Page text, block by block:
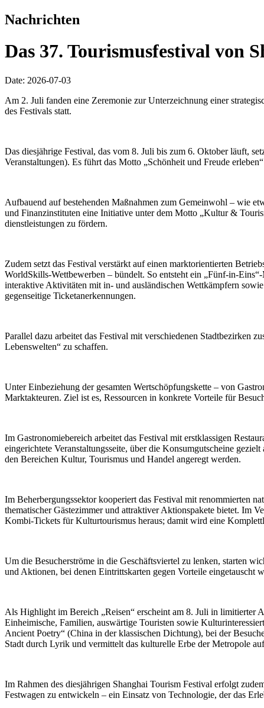
Nachrichten
Das 37. Tourismusfestival von
Date: 2026-07-03
Am 2. Juli fanden eine Zeremonie zur Unterzeichnung einer
des Festivals statt.
Das diesjährige Festival, das vom 8. Juli bis zum 6. Oktober läuft,
Veranstaltungen). Es führt das Motto „Schönheit und Freude
Aufbauend auf bestehenden Maßnahmen zum Gemeinwohl – wie
und Finanzinstituten eine Initiative unter dem Motto „Kultur &
dienstleistungen zu fördern.
Zudem setzt das Festival verstärkt auf einen marktorientierten
WorldSkills-Wettbewerben – bündelt. So entsteht ein „Fünf-in-
interaktive Aktivitäten mit in- und ausländischen Wettkämpfern
gegenseitige Ticketanerkennungen.
Parallel dazu arbeitet das Festival mit verschiedenen Stadtbezirken
Lebenswelten“ zu schaffen.
Unter Einbeziehung der gesamten Wertschöpfungskette – von
Marktakteuren. Ziel ist es, Ressourcen in konkrete Vorteile für
Im Gastronomiebereich arbeitet das Festival mit erstklassigen
eingerichtete Veranstaltungsseite, über die Konsumgutscheine
den Bereichen Kultur, Tourismus und Handel angeregt werden.
Im Beherbergungssektor kooperiert das Festival mit renommierten
thematischer Gästezimmer und attraktiver Aktionspakete bietet. Im
Kombi-Tickets für Kulturtourismus heraus; damit wird eine
Um die Besucherströme in die Geschäftsviertel zu lenken, starten
und Aktionen, bei denen Eintrittskarten gegen Vorteile eingetauscht
Als Highlight im Bereich „Reisen“ erscheint am 8. Juli in limitierter
Einheimische, Familien, auswärtige Touristen sowie
Ancient Poetry“ (China in der klassischen Dichtung), bei der
Stadt durch Lyrik und vermittelt das kulturelle Erbe der Metropole
Im Rahmen des diesjährigen Shanghai Tourism Festival erfolgt
Festwagen zu entwickeln – ein Einsatz von Technologie, der das